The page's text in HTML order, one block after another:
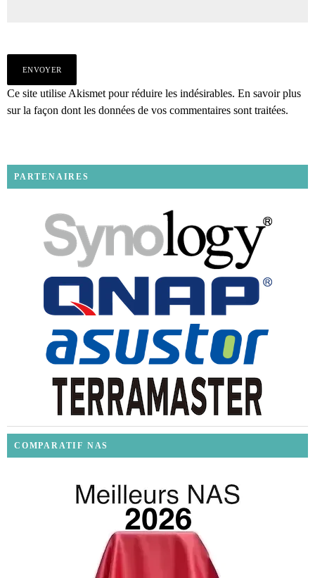
Ce site utilise Akismet pour réduire les indésirables. En savoir plus
sur la façon dont les données de vos commentaires sont traitées.
PARTENAIRES
COMPARATIF NAS